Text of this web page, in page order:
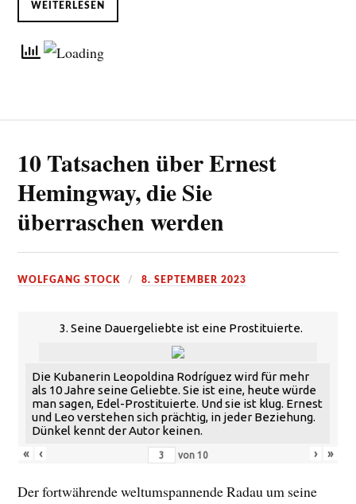
WEITERLESEN
10 Tatsachen über Ernest
Hemingway, die Sie
überraschen werden
WOLFGANG STOCK 8. SEPTEMBER 2023
3. Seine Dauergeliebte ist eine Prostituierte.
Die Kubanerin Leopoldina Rodríguez wird für mehr
als 10 Jahre seine Geliebte. Sie ist eine, heute würde
man sagen, Edel-Prostituierte. Und sie ist klug. Ernest
und Leo verstehen sich prächtig, in jeder Beziehung.
Dünkel kennt der Autor keinen.
«
‹ von 10 › »
Der fortwährende weltumspannende Radau um seine